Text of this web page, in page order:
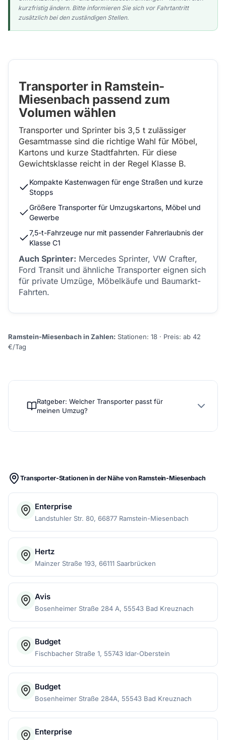
kurzfristig ändern. Bitte informieren Sie sich vor Fahrtantritt
zusätzlich bei den zuständigen Stellen.
Transporter in Ramstein-
Miesenbach passend zum
Volumen wählen
Transporter und Sprinter bis 3,5 t zulässiger
Gesamtmasse sind die richtige Wahl für Möbel,
Kartons und kurze Stadtfahrten. Für diese
Gewichtsklasse reicht in der Regel Klasse B.
Kompakte Kastenwagen für enge Straßen und kurze
Stopps
Größere Transporter für Umzugskartons, Möbel und
Gewerbe
7,5-t-Fahrzeuge nur mit passender Fahrerlaubnis der
Klasse C1
Auch Sprinter: Mercedes Sprinter, VW Crafter,
Ford Transit und ähnliche Transporter eignen sich
für private Umzüge, Möbelkäufe und Baumarkt-
Fahrten.
Ramstein-Miesenbach in Zahlen: Stationen: 18 · Preis: ab 42
€/Tag
Ratgeber: Welcher Transporter passt für
meinen Umzug?
Transporter-Stationen in der Nähe von Ramstein-Miesenbach
Enterprise
Landstuhler Str. 80, 66877 Ramstein-Miesenbach
Hertz
Mainzer Straße 193, 66111 Saarbrücken
Avis
Bosenheimer Straße 284 A, 55543 Bad Kreuznach
Budget
Fischbacher Straße 1, 55743 Idar-Oberstein
Budget
Bosenheimer Straße 284A, 55543 Bad Kreuznach
Enterprise